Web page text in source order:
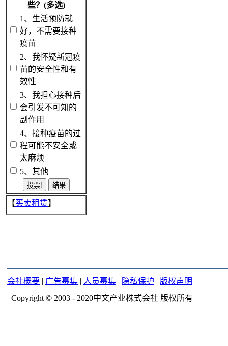
些？(多选)
1、生活预防就
好，不需要接种
疫苗
2、我怀疑新冠疫
苗的安全性和有
效性
3、我担心接种后
会引发不可知的
副作用
4、接种疫苗的过
程可能不安全或
太麻烦
5、其他
【买卖租赁】
会社概要 | 广告募集 | 人员募集 | 隐私保护 | 版权声明
Copyright © 2003 - 2020中文产业株式会社 版权所有